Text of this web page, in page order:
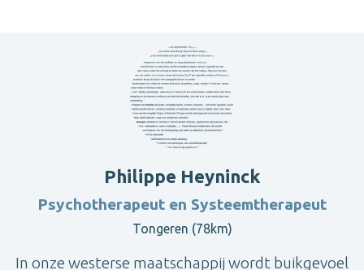
Philippe Heyninck
Psychotherapeut en Systeemtherapeut
Tongeren (78km)
In onze westerse maatschappij wordt buikgevoel